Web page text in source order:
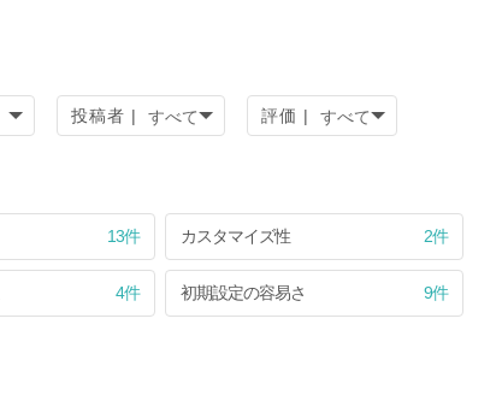
投稿者 | 評価 |
13件 カスタマイズ性 2件
4件 初期設定の容易さ 9件